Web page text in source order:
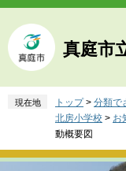
ペ
ジ
の
頭
メ
ュ
ー
飛
本
真庭市
現在地 トップ > 分類で
北房小学校 > お
動概要図